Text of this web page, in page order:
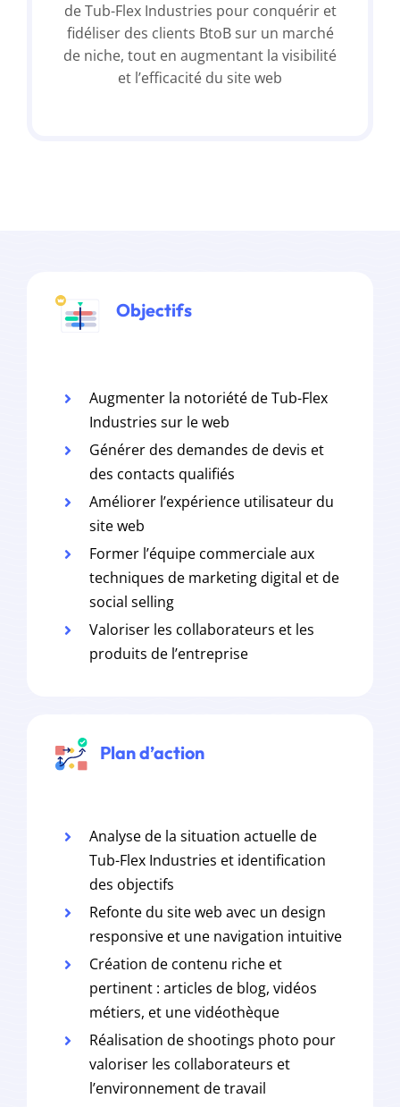
de Tub-Flex Industries pour conquérir et
fidéliser des clients BtoB sur un marché
de niche, tout en augmentant la visibilité
et l’efficacité du site web
Objectifs
Augmenter la notoriété de Tub-Flex
Industries sur le web
Générer des demandes de devis et
des contacts qualifiés
Améliorer l’expérience utilisateur du
site web
Former l’équipe commerciale aux
techniques de marketing digital et de
social selling
Valoriser les collaborateurs et les
produits de l’entreprise
Plan d’action
Analyse de la situation actuelle de
Tub-Flex Industries et identification
des objectifs
Refonte du site web avec un design
responsive et une navigation intuitive
Création de contenu riche et
pertinent : articles de blog, vidéos
métiers, et une vidéothèque
Réalisation de shootings photo pour
valoriser les collaborateurs et
l’environnement de travail